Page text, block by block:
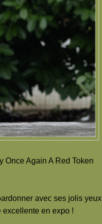
Once Again A Red Token
avec ses jolis yeux
excellente en expo !